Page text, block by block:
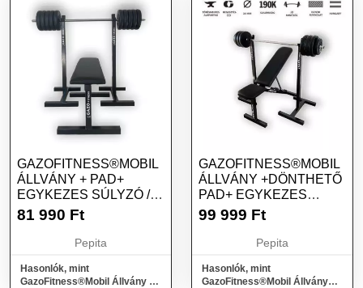
GAZOFITNESS®MOBIL
ÁLLVÁNY + PAD+
EGYKEZES SÚLYZÓ /
ÖSSZ 55 KG/
81 990 Ft
Pepita
Hasonlók, mint
GazoFitness®Mobil Állvány +
GAZOFITNESS®MOBIL
ÁLLVÁNY +DÖNTHETŐ
PAD+ EGYKEZES
SÚLYZÓ /ÖSSZ 37KG/
99 999 Ft
Pepita
Hasonlók, mint
GazoFitness®Mobil Állvány